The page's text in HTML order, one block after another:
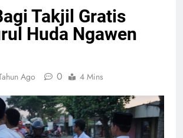
Takjil Gratis
Huda Ngawen
Ago 0 4 Mins